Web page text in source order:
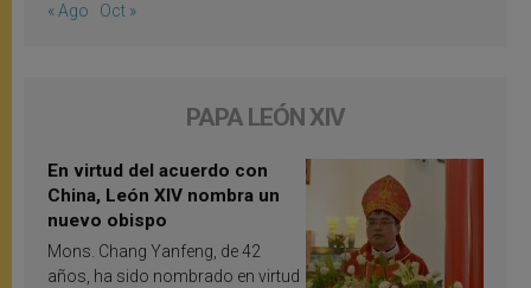
« Ago Oct »
PAPA LEÓN XIV
En virtud del acuerdo con
China, León XIV nombra un
nuevo obispo
Mons. Chang Yanfeng, de 42
años, ha sido nombrado en virtud